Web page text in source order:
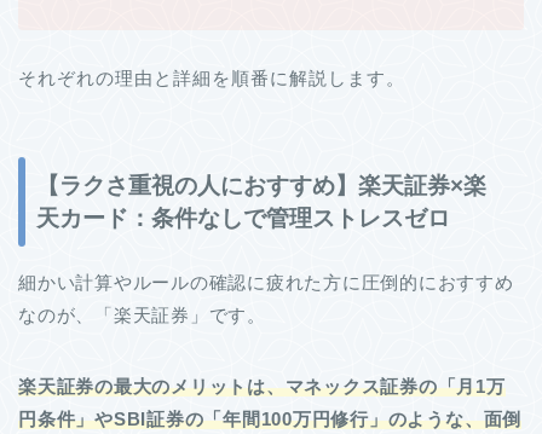
それぞれの理由と詳細を順番に解説します。
【ラクさ重視の人におすすめ】楽天証券×楽
天カード：条件なしで管理ストレスゼロ
細かい計算やルールの確認に疲れた方に圧倒的におすすめ
なのが、「楽天証券」です。
楽天証券の最大のメリットは、マネックス証券の「月1万
円条件」やSBI証券の「年間100万円修行」のような、面倒